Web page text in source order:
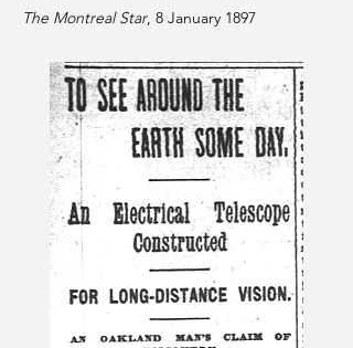
The Montreal Star, 8 January 1897